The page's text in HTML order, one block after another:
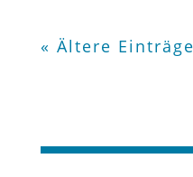
« Ältere Einträge